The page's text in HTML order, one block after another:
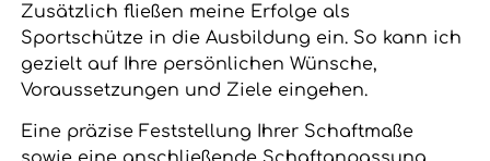
Zusätzlich fließen meine Erfolge als
Sportschütze in die Ausbildung ein. So kann ich
gezielt auf Ihre persönlichen Wünsche,
Voraussetzungen und Ziele eingehen.
Eine präzise Feststellung Ihrer Schaftmaße